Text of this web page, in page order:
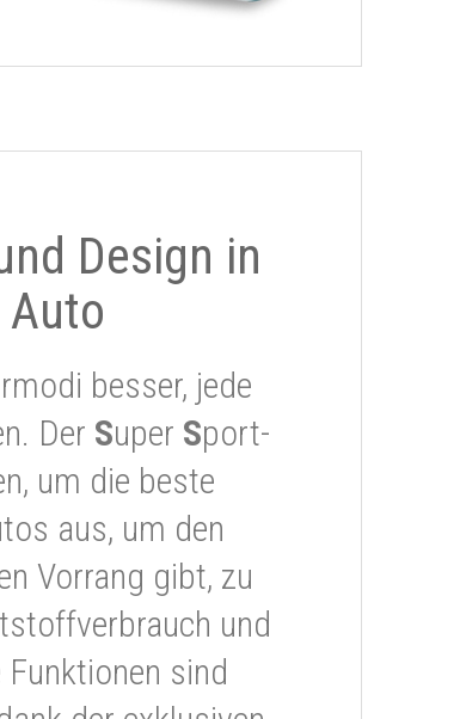
Design in
besser, jede
Der Super Sport-
um die beste
aus, um den
Vorrang gibt, zu
und
sind